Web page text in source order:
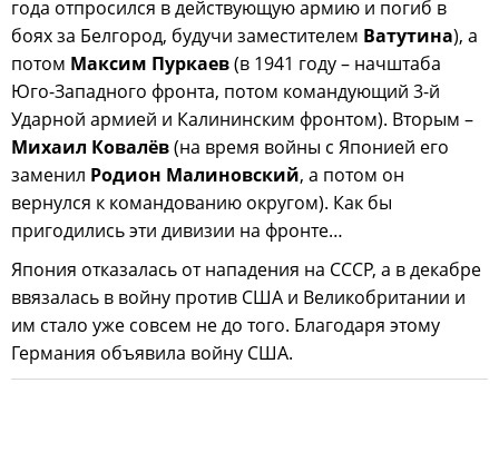
года отпросился в действующую армию и погиб в
боях за Белгород, будучи заместителем Ватутина), а
потом Максим Пуркаев(в 1941 году – начштаба
Юго-Западного фронта, потом командующий 3-й
Ударной армией и Калининским фронтом). Вторым –
Михаил Ковалёв(на время войны с Японией его
заменил Родион Малиновский, а потом он
вернулся к командованию округом). Как бы
пригодились эти дивизии на фронте…
Япония отказалась от нападения на СССР, а в декабре
ввязалась в войну против США и Великобритании и
им стало уже совсем не до того. Благодаря этому
Германия объявила войну США.